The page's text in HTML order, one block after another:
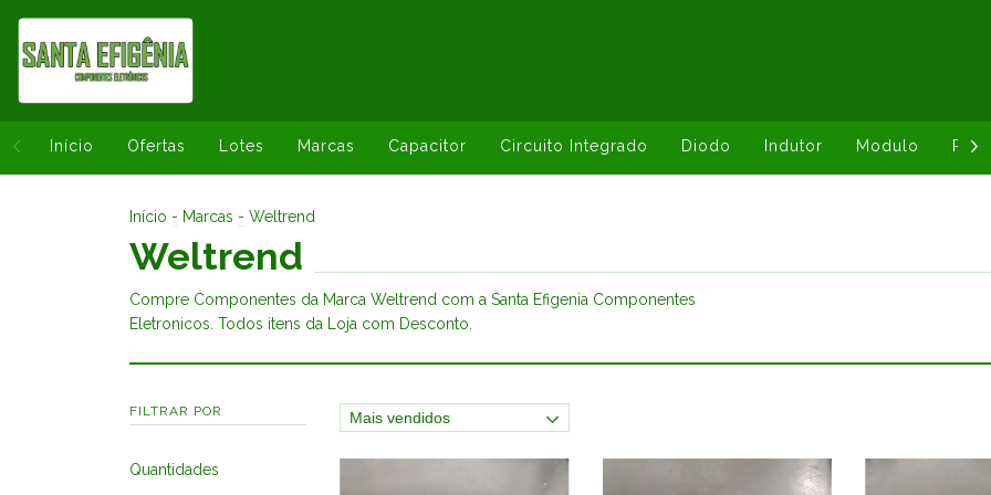
Início Ofertas Lotes Marcas Capacitor Circuito Integrado Diodo Indutor Modulo
Início - Marcas - Weltrend
Weltrend
Compre Componentes da Marca Weltrend com a Santa Efigenia Componentes
Eletronicos. Todos itens da Loja com Desconto.
FILTRAR POR
Quantidades